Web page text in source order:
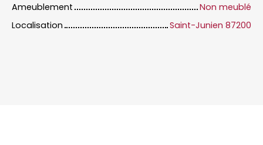
Ameublement
Non meublé
Localisation
Saint-Junien 87200